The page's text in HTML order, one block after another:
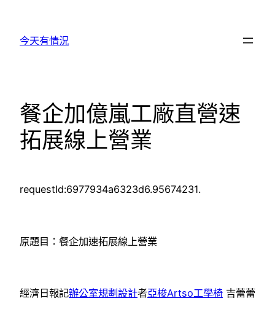
今天有情況
餐企加億嵐工廠直營速
拓展線上營業
requestId:6977934a6323d6.95674231.
原題目：餐企加速拓展線上營業
經濟日報記辦公室規劃設計者亞梭Artso工學椅 吉蕾蕾